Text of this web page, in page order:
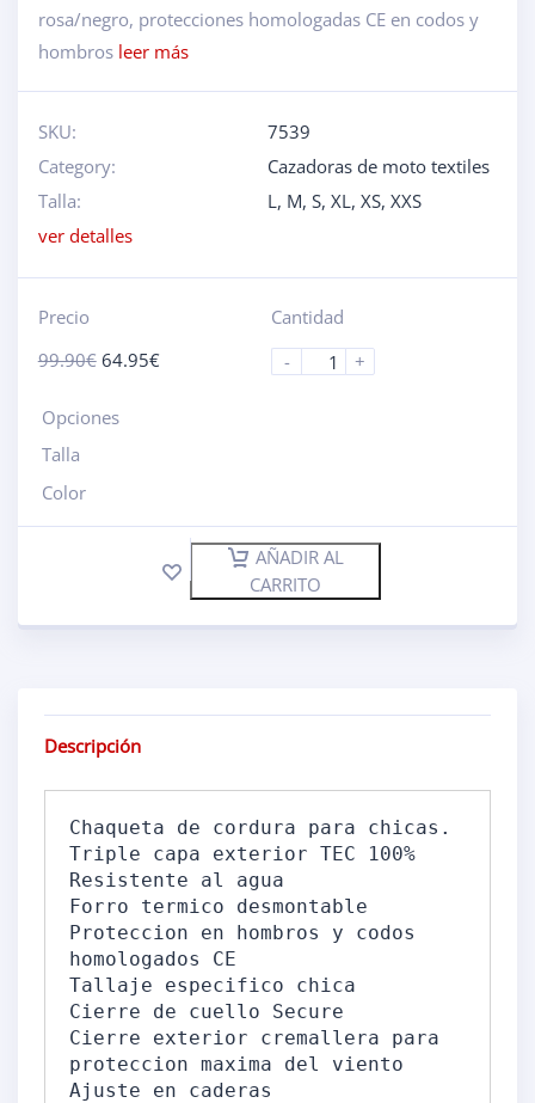
rosa/negro, protecciones homologadas CE en codos y
hombros leer más
SKU:
7539
Category:
Cazadoras de moto textiles
Talla:
L, M, S, XL, XS, XXS
ver detalles
Precio
99.90€ 64.95€
Cantidad
-
+
Opciones
Talla
Color
AÑADIR AL
CARRITO
Descripción
Chaqueta de cordura para chicas.
Triple capa exterior TEC 100%
Resistente al agua
Forro termico desmontable
Proteccion en hombros y codos
homologados CE
Tallaje especifico chica
Cierre de cuello Secure
Cierre exterior cremallera para
proteccion maxima del viento
Ajuste en caderas